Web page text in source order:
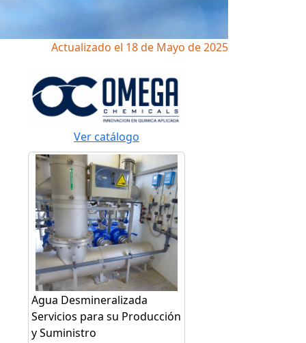
Actualizado el 18 de Mayo de 2025
Ver catálogo
Agua Desmineralizada
Servicios para su Producción
y Suministro